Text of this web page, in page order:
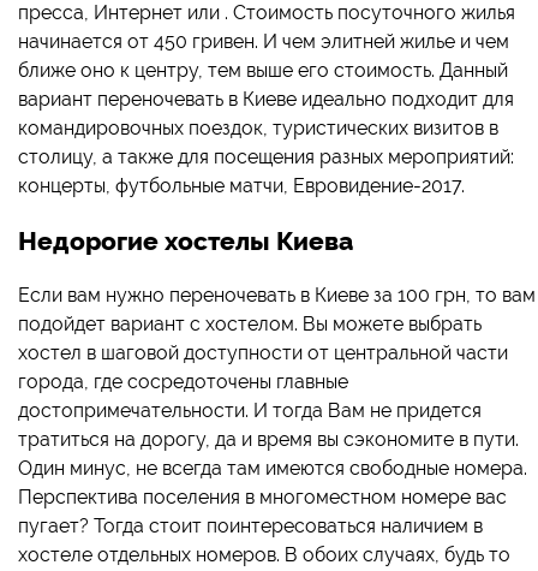
пресса, Интернет или . Стоимость посуточного жилья
начинается от 450 гривен. И чем элитней жилье и чем
ближе оно к центру, тем выше его стоимость. Данный
вариант переночевать в Киеве идеально подходит для
командировочных поездок, туристических визитов в
столицу, а также для посещения разных мероприятий:
концерты, футбольные матчи, Евровидение-2017.
Недорогие хостелы Киева
Если вам нужно переночевать в Киеве за 100 грн, то вам
подойдет вариант с хостелом. Вы можете выбрать
хостел в шаговой доступности от центральной части
города, где сосредоточены главные
достопримечательности. И тогда Вам не придется
тратиться на дорогу, да и время вы сэкономите в пути.
Один минус, не всегда там имеются свободные номера.
Перспектива поселения в многоместном номере вас
пугает? Тогда стоит поинтересоваться наличием в
хостеле отдельных номеров. В обоих случаях, будь то